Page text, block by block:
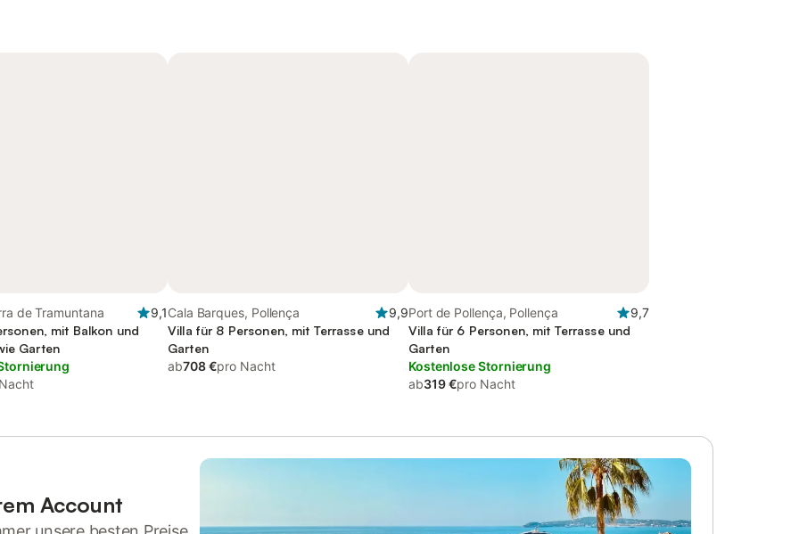
de Tramuntana
9,1
mit Balkon und
Garten
Cala Barques, Pollença
9,9
Villa für 8 Personen, mit Terrasse und
Garten
ab708 €pro Nacht
Port de Pollença, Pollença
9,7
Villa für 6 Personen, mit Terrasse und
Garten
Kostenlose Stornierung
ab319 €pro Nacht
Account